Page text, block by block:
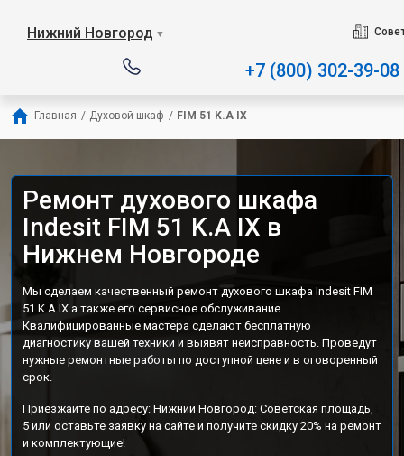
Нижний Новгород ▼
+7 (800) 302-39-08
Главная / Духовой шкаф / FIM 51 K.A IX
Ремонт духового шкафа
Indesit FIM 51 K.A IX в
Нижнем Новгороде
Мы сделаем качественный ремонт духового шкафа Indesit FIM
51 K.A IX а также его сервисное обслуживание.
Квалифицированные мастера сделают бесплатную
диагностику вашей техники и выявят неисправность. Проведут
нужные ремонтные работы по доступной цене и в оговоренный
срок.
Приезжайте по адресу: Нижний Новгород: Советская площадь,
5 или оставьте заявку на сайте и получите скидку 20% на ремонт
и комплектующие!